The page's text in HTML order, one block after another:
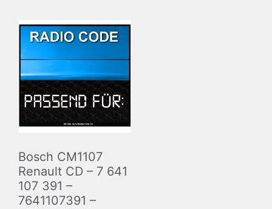
Bosch CM1107
Renault CD – 7 641
107 391 –
7641107391 –